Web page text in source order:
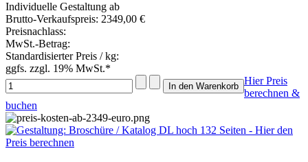
Individuelle Gestaltung ab
Brutto-Verkaufspreis: 2349,00 €
Preisnachlass:
MwSt.-Betrag:
Standardisierter Preis / kg:
ggfs. zzgl. 19% MwSt.*
Hier Preis
berechnen &
buchen